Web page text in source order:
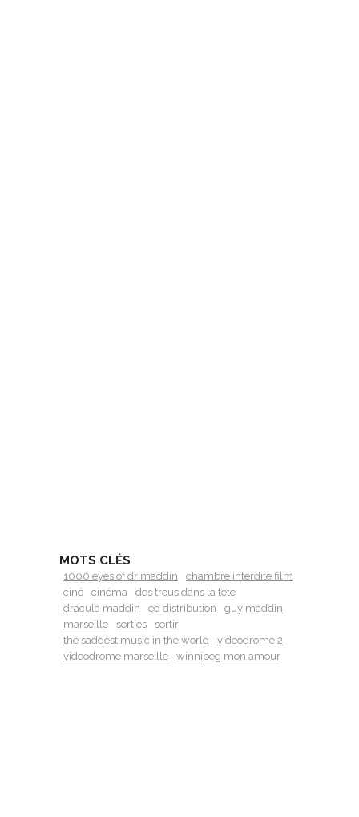
MOTS CLÉS
1000 eyes of dr maddin
chambre interdite film
ciné
cinéma
des trous dans la tete
dracula maddin
ed distribution
guy maddin
marseille
sorties
sortir
the saddest music in the world
videodrome 2
videodrome marseille
winnipeg mon amour